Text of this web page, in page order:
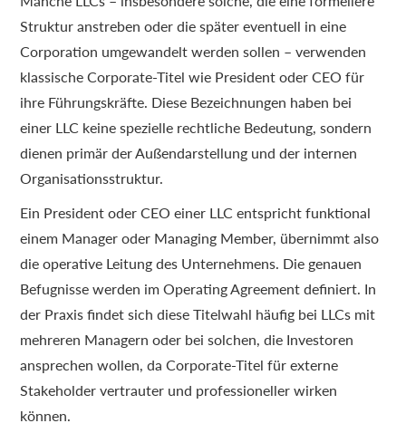
Struktur anstreben oder die später eventuell in eine
Corporation umgewandelt werden sollen – verwenden
klassische Corporate-Titel wie President oder CEO für
ihre Führungskräfte. Diese Bezeichnungen haben bei
einer LLC keine spezielle rechtliche Bedeutung, sondern
dienen primär der Außendarstellung und der internen
Organisationsstruktur.
Ein President oder CEO einer LLC entspricht funktional
einem Manager oder Managing Member, übernimmt also
die operative Leitung des Unternehmens. Die genauen
Befugnisse werden im Operating Agreement definiert. In
der Praxis findet sich diese Titelwahl häufig bei LLCs mit
mehreren Managern oder bei solchen, die Investoren
ansprechen wollen, da Corporate-Titel für externe
Stakeholder vertrauter und professioneller wirken
können.